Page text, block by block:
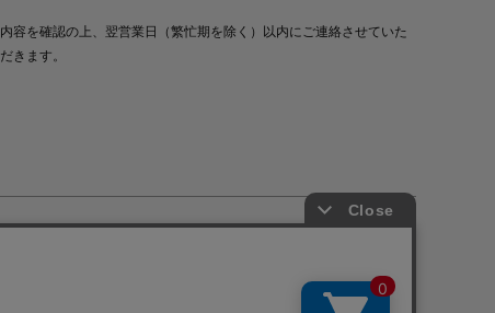
内容を確認の上、翌営業日（繁忙期を除く）以内にご連絡させていた
だきます。